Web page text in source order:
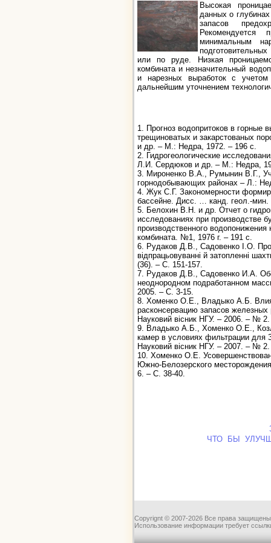
Высокая
данных о
запасов
Рекомендуется
минимальным
или по руде. Низкая
комбината и незначительный
и нарезных выработок с
дальнейшим уточнением
1. Прогноз водопритоков в горные
трещиноватых и закарстованых
и др. – М.: Недра, 1972. – 196 с.
2. Гидрогеологические
Л.И. Сердюков и др. – М.: Недра,
3. Мироненко В.А., Румынин В.Г.,
горнодобывающих районах – Л.:
4. Жук С.Г. Закономерности
бассейне. Дисс. … канд. геол.-мин.
5. Белохин В.Н. и др. Отчет о
исследованиях при производстве
производственного
комбината. №1, 1976 г. – 191 с.
6. Рудаков Д.В., Садовенко І.О.
відпрацьовуванні й затопленні
(36). – С. 151-157.
7. Рудаков Д.В., Садовенко И.А.
неоднородном подработанном
2005. – С. 3-15.
8. Хоменко О.Е., Владыко А.Б.
расконсервацию запасов
Науковий вісник НГУ. – 2006. – №
9. Владыко А.Б., Хоменко О.Е.,
камер в условиях фильтрации для
Науковий вісник НГУ. – 2007. – №
10. Хоменко О.Е.
Южно-Белозерского
6. – С. 38-40.
ЧТО БЫ
Copyrignt © 2007-2026 Все права
Использование информации требует